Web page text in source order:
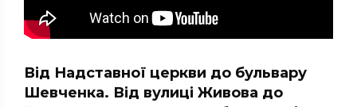
Від Надставної церкви до бульвару
Шевченка. Від вулиці Живова до